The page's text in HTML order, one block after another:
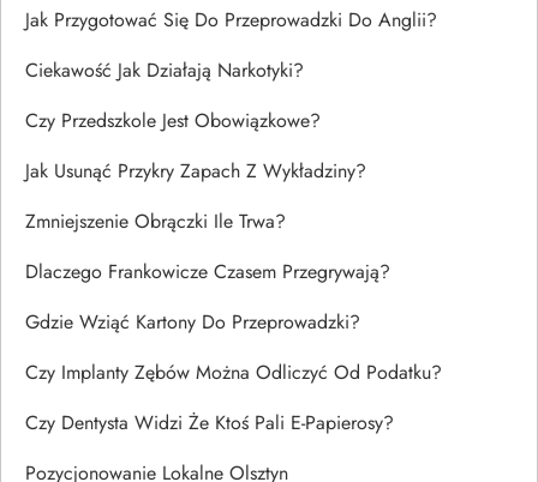
Jak Przygotować Się Do Przeprowadzki Do Anglii?
Ciekawość Jak Działają Narkotyki?
Czy Przedszkole Jest Obowiązkowe?
Jak Usunąć Przykry Zapach Z Wykładziny?
Zmniejszenie Obrączki Ile Trwa?
Dlaczego Frankowicze Czasem Przegrywają?
Gdzie Wziąć Kartony Do Przeprowadzki?
Czy Implanty Zębów Można Odliczyć Od Podatku?
Czy Dentysta Widzi Że Ktoś Pali E-Papierosy?
Pozycjonowanie Lokalne Olsztyn